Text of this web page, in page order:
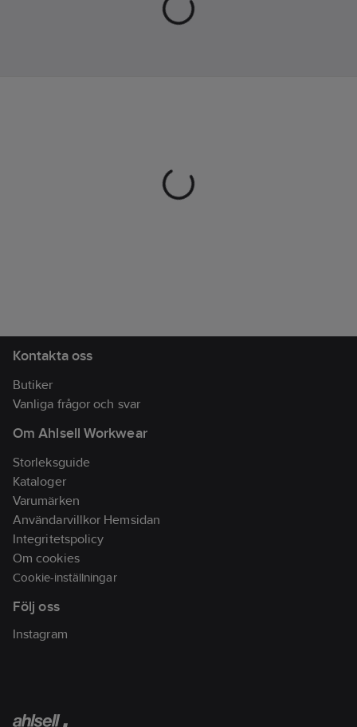
Kontakta oss
Butiker
Vanliga frågor och svar
Om Ahlsell Workwear
Storleksguide
Kataloger
Varumärken
Användarvillkor Hemsidan
Integritetspolicy
Om cookies
Cookie-inställningar
Följ oss
Instagram